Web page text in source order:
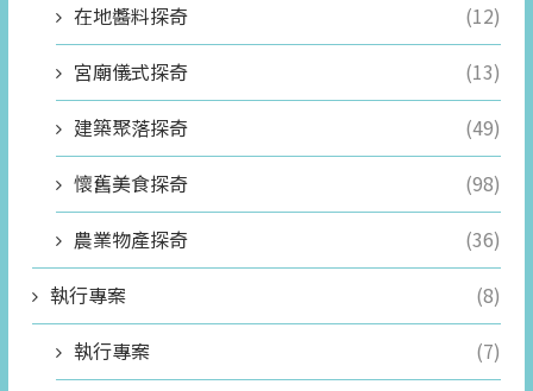
在地醬料探奇
(12)
宮廟儀式探奇
(13)
建築聚落探奇
(49)
懷舊美食探奇
(98)
農業物產探奇
(36)
執行專案
(8)
執行專案
(7)